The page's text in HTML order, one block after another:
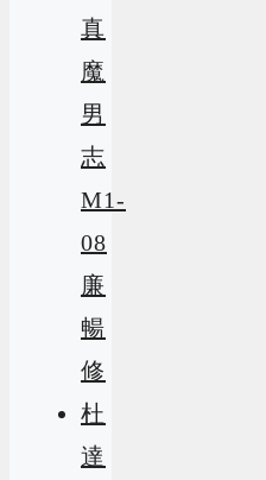
真
魔
男
志
M1-
08
廉
暢
修
杜
達